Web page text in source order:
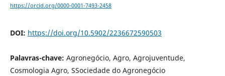
https://orcid.org/0000-0001-7493-2458
DOI: https://doi.org/10.5902/2236672590503
Palavras-chave: Agronegócio, Agro, Agrojuventude,
Cosmologia Agro, SSociedade do Agronegócio